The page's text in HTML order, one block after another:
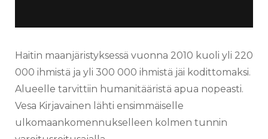
Haitin maanjäristyksessä vuonna 2010 kuoli yli 220
000 ihmistä ja yli 300 000 ihmistä jäi kodittomaksi.
Alueelle tarvittiin humanitääristä apua nopeasti.
Vesa Kirjavainen lähti ensimmäiselle
ulkomaankomennukselleen kolmen tunnin